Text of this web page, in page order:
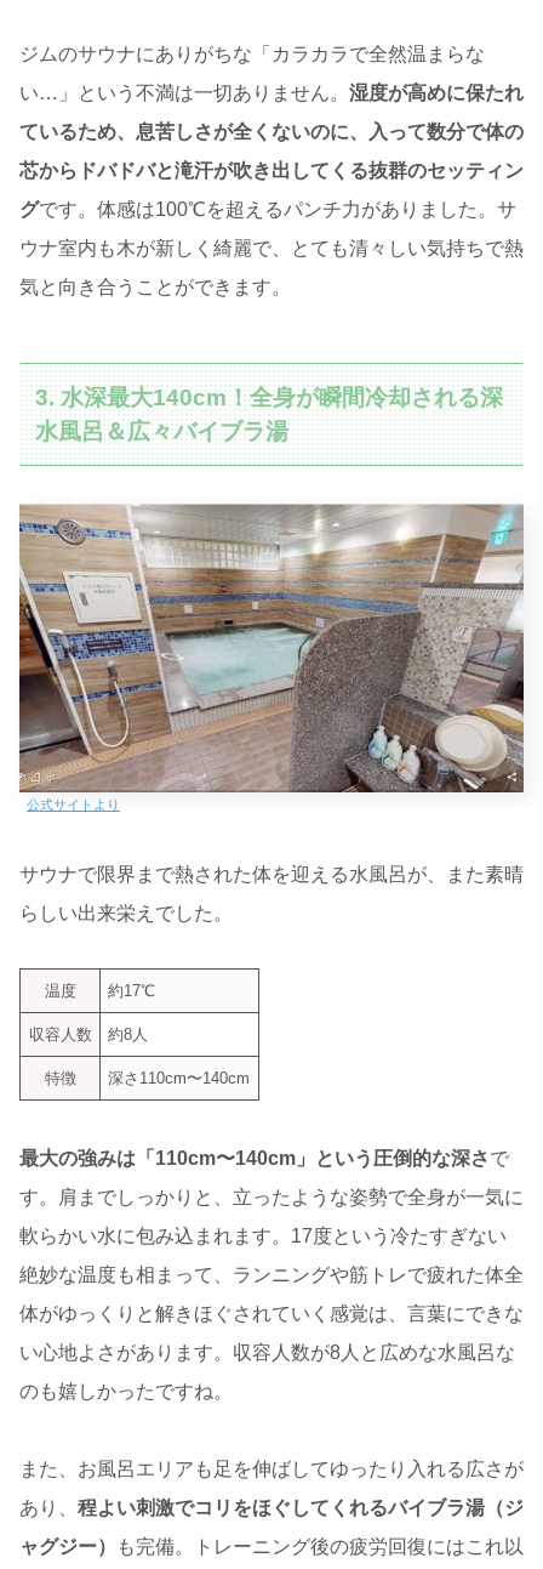
ジムのサウナにありがちな「カラカラで全然温まらな
い…」という不満は一切ありません。 湿度が高めに保たれ
ているため、息苦しさが全くないのに、入って数分で体の
芯からドバドバと滝汗が吹き出してくる抜群のセッティン
グです。体感は100℃を超えるパンチ力がありました。サ
ウナ室内も木が新しく綺麗で、とても清々しい気持ちで熱
気と向き合うことができます。
3. 水深最大140cm！全身が瞬間冷却される深
水風呂＆広々バイブラ湯
公式サイトより
サウナで限界まで熱された体を迎える水風呂が、また素晴
らしい出来栄えでした。
温度 約17℃
収容人数 約8人
特徴 深さ110cm〜140cm
最大の強みは「110cm〜140cm」という圧倒的な深さで
す。肩までしっかりと、立ったような姿勢で全身が一気に
軟らかい水に包み込まれます。17度という冷たすぎない
絶妙な温度も相まって、ランニングや筋トレで疲れた体全
体がゆっくりと解きほぐされていく感覚は、言葉にできな
い心地よさがあります。収容人数が8人と広めな水風呂な
のも嬉しかったですね。
また、お風呂エリアも足を伸ばしてゆったり入れる広さが
あり、 程よい刺激でコリをほぐしてくれるバイブラ湯（ジ
ャグジー）
も完備。トレーニング後の疲労回復にはこれ以